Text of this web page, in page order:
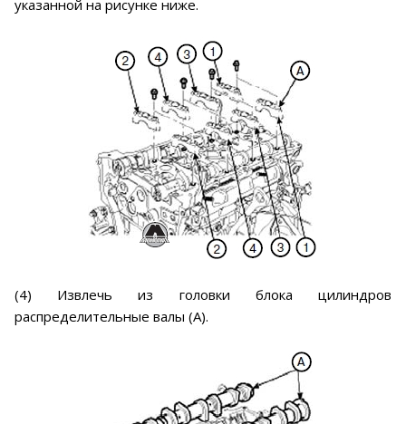
указанной на рисунке ниже.
(4) Извлечь из головки блока цилиндров
распределительные валы (А).